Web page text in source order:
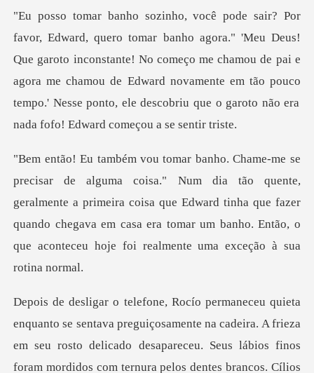
Que garoto inconstante! No começo me chamou de pai e
agora me chamou de Edward novamente em tão pouco
quente,
geralmente a primeira coisa que Edward tinha que fazer
quando chegava em casa era
os